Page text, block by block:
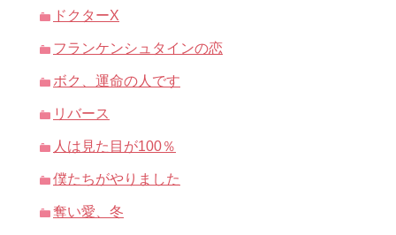
ドクターX
フランケンシュタインの恋
ボク、運命の人です
リバース
人は見た目が100％
僕たちがやりました
奪い愛、冬